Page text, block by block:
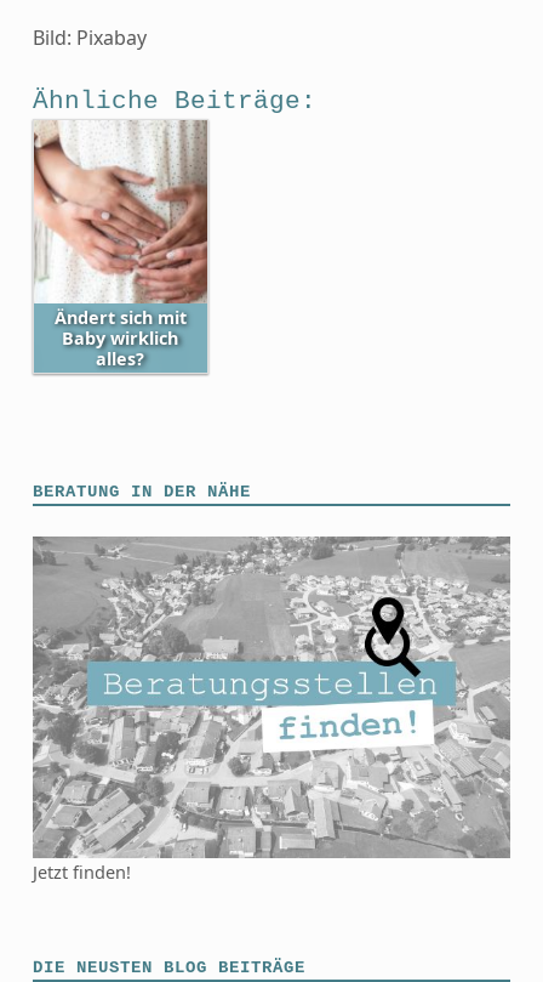
Bild: Pixabay
Ähnliche Beiträge:
Ändert sich mit
Baby wirklich
alles?
BERATUNG IN DER NÄHE
Jetzt finden!
DIE NEUSTEN BLOG BEITRÄGE